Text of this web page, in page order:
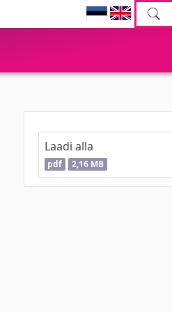
Laadi alla
pdf 2,16 MB